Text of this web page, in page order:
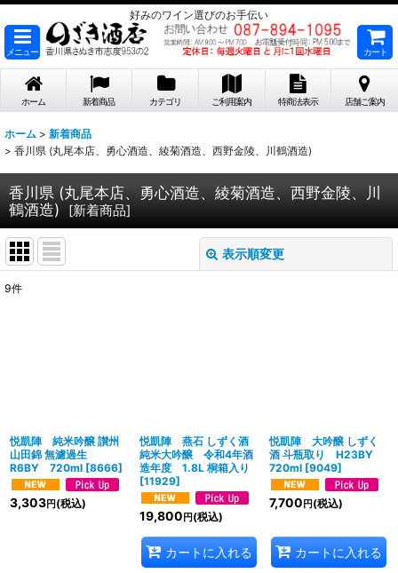
好みのワイン選びのお手伝い
メニュー カート
ホーム 新着商品 カテゴリ ご利用案内 特商法表示 店舗ご案内
ホーム > 新着商品
> 香川県 (丸尾本店、勇心酒造、綾菊酒造、西野金陵、川鶴酒造)
香川県 (丸尾本店、勇心酒造、綾菊酒造、西野金陵、川
鶴酒造)
[新着商品]
表示順変更
絞り込む
9件
悦凱陣 純米吟醸 讃州
山田錦 無濾過生
R6BY 720ml [8666]
3,303円 (税込)
悦凱陣 燕石 しずく酒
純米大吟醸 令和4年酒
造年度 1.8L 桐箱入り
[11929]
19,800 円(税込)
カートに入れる
悦凱陣 大吟醸 しずく
酒 斗瓶取り H23BY
720ml [9049]
7,700 円(税込)
カートに入れる